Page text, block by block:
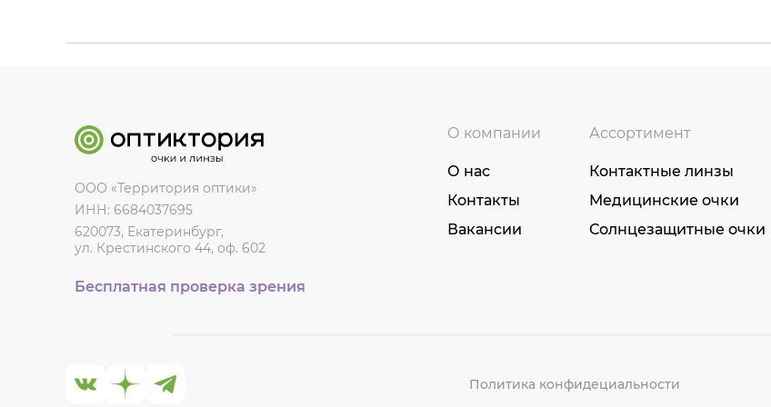
ООО «Территория оптики»
ИНН: 6684037695
620073, Екатеринбург,
ул. Крестинского 44, оф. 602
Бесплатная проверка зрения
О компании
О нас
Контакты
Вакансии
Ассортимент
Контактные линзы
Медицинские очки
Солнцезащитные очки
Политика конфидециальности